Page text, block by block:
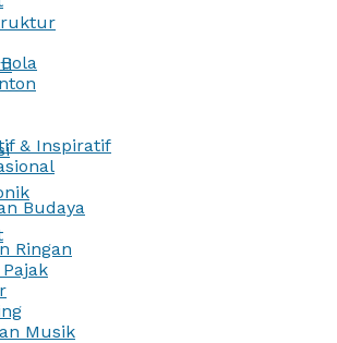
& Inspiratif
Budaya
Ringan
Musik